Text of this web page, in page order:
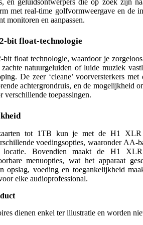
en geluidsontwerpers die op zoek zijn
met real-time golfvormweergave en de
monitoren en aanpassen.
bit float-technologie
float technologie, waardoor je
natuurgeluiden of luide muziek
De zeer ‘cleane’ voorversterkers
achtergrondruis, en de mogelijkheid
toepassingen.
tot 1TB kun je met de H1 XLR
voedingsopties, waaronder AA-
Bovendien maakt de H1 XLR
menuopties, wat het apparaat
opslag, voeding en toegankelijkheid
elke audioprofessional.
dienen enkel ter illustratie en worden